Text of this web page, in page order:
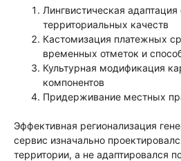
Лингвистическая
территориальных качеств
Кастомизация платежных
временных отметок и
Культурная модификация
компонентов
Придерживание местных
Эффективная регионализация
сервис изначально
территории, а не адаптировался